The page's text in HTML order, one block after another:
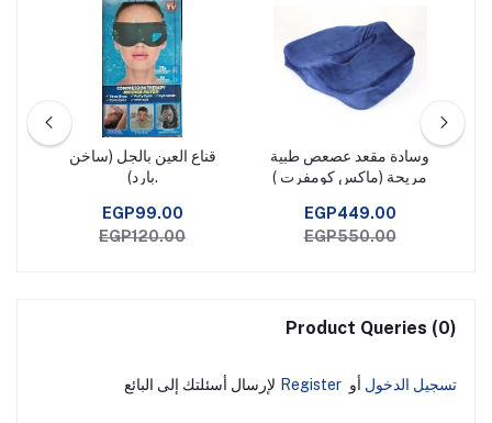
وسادة مقعد عصعص طبية
مريحة (ماكس كومفرت )
EGP449.00
EGP550.00
قناع العين بالجل (ساخن
.بارد)
EGP99.00
EGP120.00
Product Queries (0)
تسجيل الدخول أو Register لإرسال أسئلتك إلى البائع